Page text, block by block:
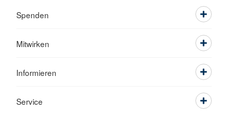
Spenden
Mitwirken
Informieren
Service